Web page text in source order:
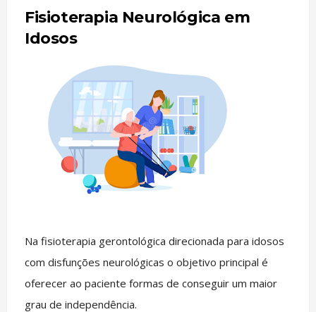
Fisioterapia Neurológica em
Idosos
Na fisioterapia gerontológica direcionada para idosos
com disfunções neurológicas o objetivo principal é
oferecer ao paciente formas de conseguir um maior
grau de independência.